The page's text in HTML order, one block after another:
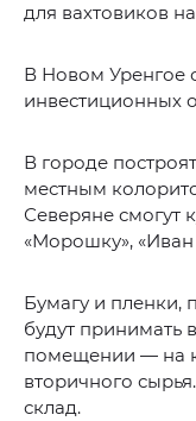
для вахтовиков
В Новом Уренгое
инвестиционных
В городе
местным
Северяне смогут
«Морошку»,
Бумагу и пленки,
будут принимать
помещении — на
вторичного
склад.